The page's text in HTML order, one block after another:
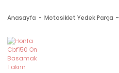
Anasayfa Motosiklet Yedek Parça